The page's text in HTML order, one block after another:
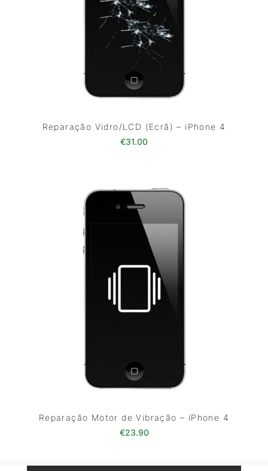
Reparação Vidro/LCD (Ecrã) – iPhone 4
€31.00
Reparação Motor de Vibração – iPhone 4
€23.90